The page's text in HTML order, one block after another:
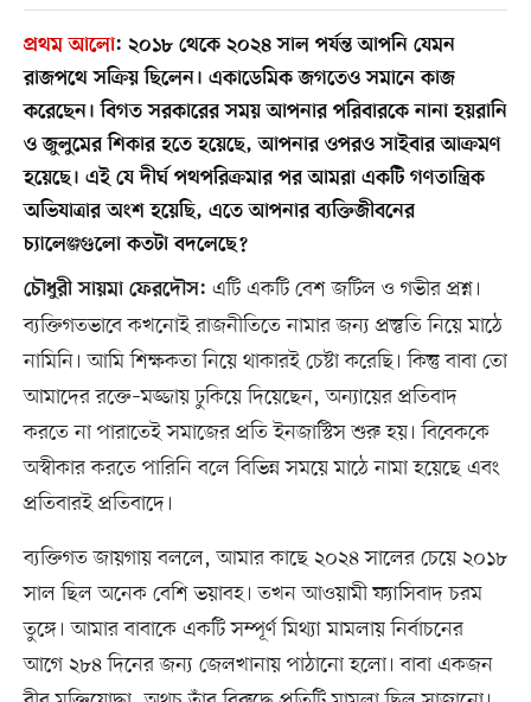
প্রথম আলো: ২০১৮ থেকে ২০২৪ সাল পর্যন্ত আপনি যেমন
রাজপথে সক্রিয় ছিলেন। একাডেমিক জগতেও সমানে কাজ
করেছেন। বিগত সরকারের সময় আপনার পরিবারকে নানা হয়রানি
ও জুলুমের শিকার হতে হয়েছে, আপনার ওপরও সাইবার আক্রমণ
হয়েছে। এই যে দীর্ঘ পথপরিক্রমার পর আমরা একটি গণতান্ত্রিক
অভিযাত্রার অংশ হয়েছি, এতে আপনার ব্যক্তিজীবনের
চ্যালেঞ্জগুলো কতটা বদলেছে?
চৌধুরী সায়মা ফেরদৌস: এটি একটি বেশ জটিল ও গভীর প্রশ্ন।
ব্যক্তিগতভাবে কখনোই রাজনীতিতে নামার জন্য প্রস্তুতি নিয়ে মাঠে
নামিনি। আমি শিক্ষকতা নিয়ে থাকারই চেষ্টা করেছি। কিন্তু বাবা তো
আমাদের রক্তে–মজ্জায় ঢুকিয়ে দিয়েছেন, অন্যায়ের প্রতিবাদ
করতে না পারাতেই সমাজের প্রতি ইনজাস্টিস শুরু হয়। বিবেককে
অস্বীকার করতে পারিনি বলে বিভিন্ন সময়ে মাঠে নামা হয়েছে এবং
প্রতিবারই প্রতিবাদে।
ব্যক্তিগত জায়গায় বললে, আমার কাছে ২০২৪ সালের চেয়ে ২০১৮
সাল ছিল অনেক বেশি ভয়াবহ। তখন আওয়ামী ফ্যাসিবাদ চরম
তুঙ্গে। আমার বাবাকে একটি সম্পূর্ণ মিথ্যা মামলায় নির্বাচনের
আগে ২৮৪ দিনের জন্য জেলখানায় পাঠানো হলো। বাবা একজন